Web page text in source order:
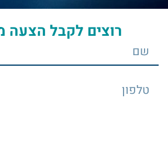
רוצים לקבל הצעה